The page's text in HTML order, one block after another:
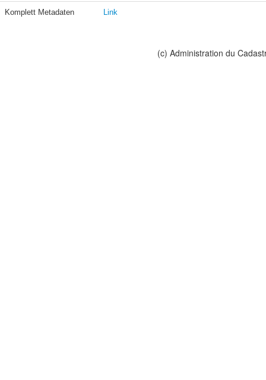
Komplett Metadaten Link
(c) Administration du